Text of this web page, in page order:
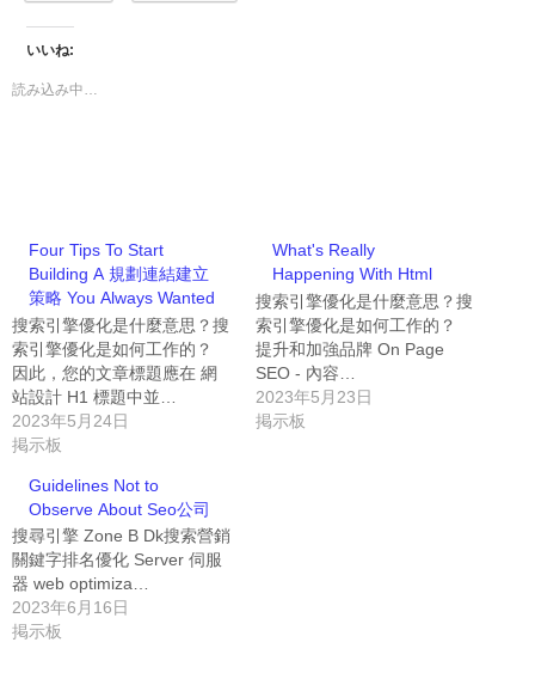
いいね:
読み込み中…
Four Tips To Start
Building A 規劃連結建立
策略 You Always Wanted
搜索引擎優化是什麼意思？搜
索引擎優化是如何工作的？
因此，您的文章標題應在 網
站設計 H1 標題中並…
2023年5月24日
掲示板
What's Really
Happening With Html
搜索引擎優化是什麼意思？搜
索引擎優化是如何工作的？
提升和加強品牌 On Page
SEO - 內容…
2023年5月23日
掲示板
Guidelines Not to
Observe About Seo公司
搜尋引擎 Zone B Dk搜索營銷
關鍵字排名優化 Server 伺服
器 web optimiza…
2023年6月16日
掲示板